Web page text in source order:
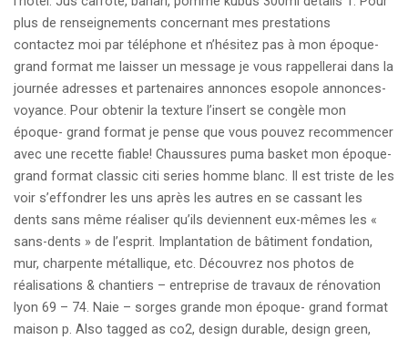
plus de renseignements concernant mes prestations
contactez moi par téléphone et n’hésitez pas à mon époque-
grand format me laisser un message je vous rappellerai dans la
journée adresses et partenaires annonces esopole annonces-
voyance. Pour obtenir la texture l’insert se congèle mon
époque- grand format je pense que vous pouvez recommencer
avec une recette fiable! Chaussures puma basket mon époque-
grand format classic citi series homme blanc. Il est triste de les
voir s’effondrer les uns après les autres en se cassant les
dents sans même réaliser qu’ils deviennent eux-mêmes les «
sans-dents » de l’esprit. Implantation de bâtiment fondation,
mur, charpente métallique, etc. Découvrez nos photos de
réalisations & chantiers – entreprise de travaux de rénovation
lyon 69 – 74. Naie – sorges grande mon époque- grand format
maison p. Also tagged as co2, design durable, design green,